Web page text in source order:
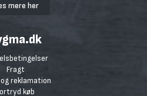
mere her
Fragt
reklamation
køb